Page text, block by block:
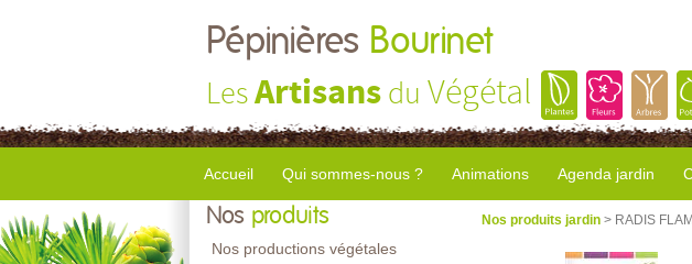
Pépinières Bourinet
LesArtisans du Végétal
Accueil Qui sommes-nous ? Animations Agenda jardin
Nos produits
Nos productions végétales
Nos produits jardin > RADIS